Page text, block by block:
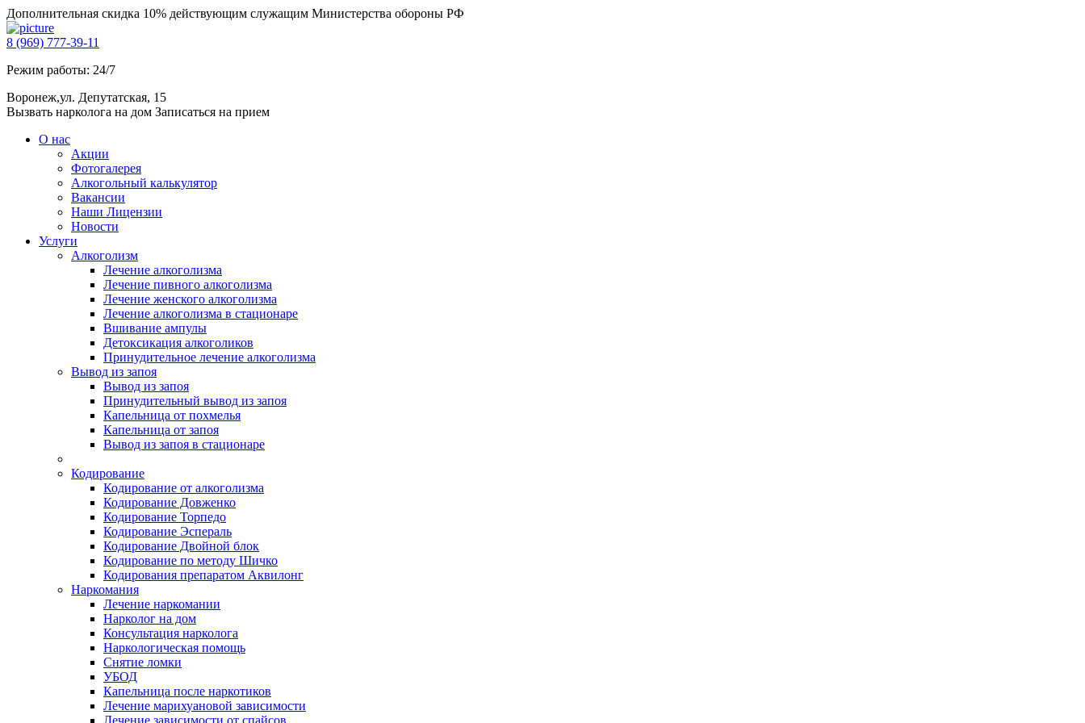
Дополнительная скидка 10% действующим служащим Министерства обороны РФ
8 (969) 777-39-11
Режим работы: 24/7
Воронеж,ул. Депутатская, 15
Вызвать нарколога на дом Записаться на прием
О нас
Акции
Фотогалерея
Алкогольный калькулятор
Вакансии
Наши Лицензии
Новости
Услуги
Алкоголизм
Лечение алкоголизма
Лечение пивного алкоголизма
Лечение женского алкоголизма
Лечение алкоголизма в стационаре
Вшивание ампулы
Детоксикация алкоголиков
Принудительное лечение алкоголизма
Вывод из запоя
Вывод из запоя
Принудительный вывод из запоя
Капельница от похмелья
Капельница от запоя
Вывод из запоя в стационаре
Кодирование
Кодирование от алкоголизма
Кодирование Довженко
Кодирование Торпедо
Кодирование Эспераль
Кодирование Двойной блок
Кодирование по методу Шичко
Кодирования препаратом Аквилонг
Наркомания
Лечение наркомании
Нарколог на дом
Консультация нарколога
Наркологическая помощь
Снятие ломки
УБОД
Капельница после наркотиков
Лечение марихуановой зависимости
Лечение зависимости от спайсов